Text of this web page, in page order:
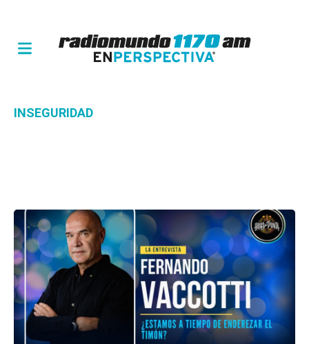
INSEGURIDAD